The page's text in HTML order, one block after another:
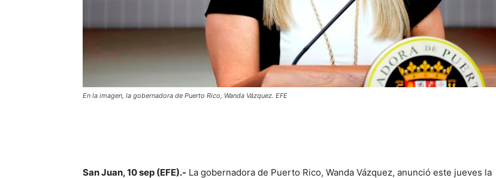
En la imagen, la gobernadora de Puerto Rico, Wanda Vázquez. EFE
San Juan, 10 sep (EFE).- La gobernadora de Puerto Rico, Wanda Vázquez, anunció este jueves la